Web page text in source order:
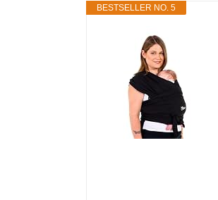
BESTSELLER NO. 5